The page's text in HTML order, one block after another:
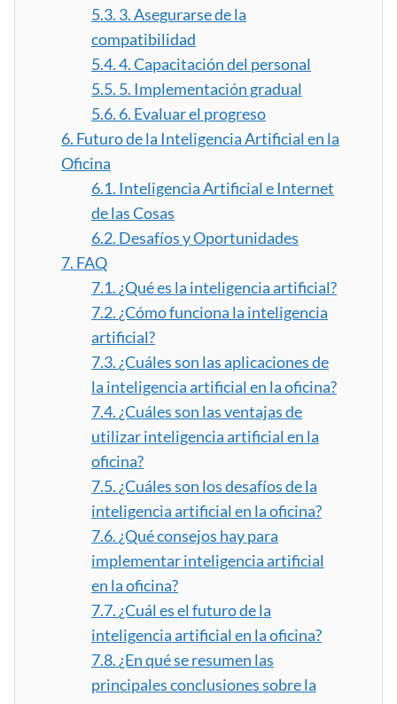
5.3. 3. Asegurarse de la
compatibilidad
5.4.4. Capacitación del personal
5.5. 5. Implementación gradual
5.6. 6. Evaluar el progreso
6. Futuro de la Inteligencia Artificial en la
Oficina
6.1. Inteligencia Artificial e Internet
de las Cosas
6.2. Desafíos y Oportunidades
7. FAQ
7.1. ¿Qué es la inteligencia artificial?
7.2. ¿Cómo funciona la inteligencia
artificial?
7.3. ¿Cuáles son las aplicaciones de
la inteligencia artificial en la oficina?
7.4. ¿Cuáles son las ventajas de
utilizar inteligencia artificial en la
oficina?
7.5. ¿Cuáles son los desafíos de la
inteligencia artificial en la oficina?
7.6. ¿Qué consejos hay para
implementar inteligencia artificial
en la oficina?
7.7. ¿Cuál es el futuro de la
inteligencia artificial en la oficina?
7.8. ¿En qué se resumen las
principales conclusiones sobre la